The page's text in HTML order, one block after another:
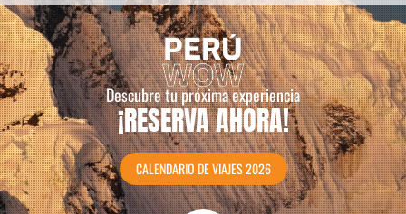
Descubre tu próxima experiencia
¡RESERVA AHORA!
CALENDARIO DE VIAJES 2026